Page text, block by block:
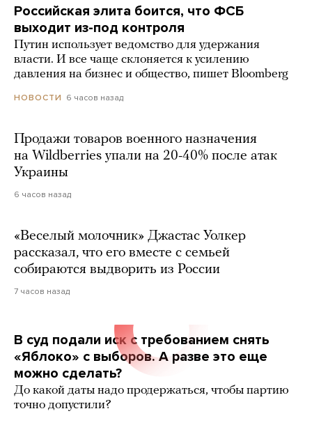
Российская элита боится, что ФСБ
выходит из-под контроля
Путин использует ведомство для удержания
власти. И все чаще склоняется к усилению
давления на бизнес и общество, пишет Bloomberg
НОВОСТИ 6 часов назад
Продажи товаров военного назначения
на Wildberries упали на 20-40% после атак
Украины
6 часов назад
«Веселый молочник» Джастас Уолкер
рассказал, что его вместе с семьей
собираются выдворить из России
7 часов назад
В суд подали иск с требованием снять
«Яблоко» с выборов. А разве это еще
можно сделать?
До какой даты надо продержаться, чтобы партию
точно допустили?